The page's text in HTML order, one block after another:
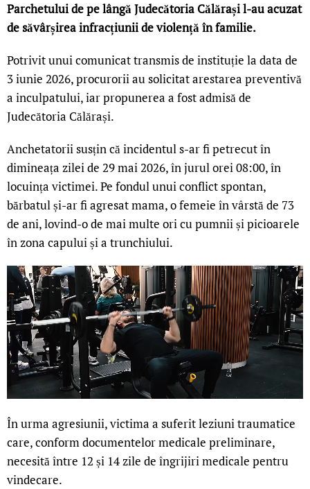
Parchetului de pe lângă Judecătoria Călărași l-au acuzat
de săvârșirea infracțiunii de violență în familie.
Potrivit unui comunicat transmis de instituție la data de
3 iunie 2026, procurorii au solicitat arestarea preventivă
a inculpatului, iar propunerea a fost admisă de
Judecătoria Călărași.
Anchetatorii susțin că incidentul s-ar fi petrecut în
dimineața zilei de 29 mai 2026, în jurul orei 08:00, în
locuința victimei. Pe fondul unui conflict spontan,
bărbatul și-ar fi agresat mama, o femeie în vârstă de 73
de ani, lovind-o de mai multe ori cu pumnii și picioarele
în zona capului și a trunchiului.
În urma agresiunii, victima a suferit leziuni traumatice
care, conform documentelor medicale preliminare,
necesită între 12 și 14 zile de îngrijiri medicale pentru
vindecare.